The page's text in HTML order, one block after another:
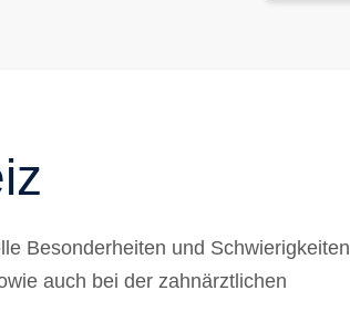
Besonderheiten und Schwierigkeiten
auch bei der zahnärztlichen